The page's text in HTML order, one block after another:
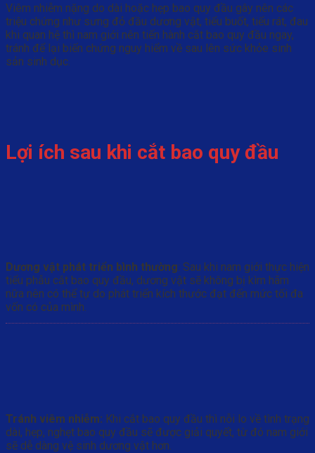
Viêm nhiễm nặng do dài hoặc hẹp bao quy đầu gây nên các
triệu chứng như sưng đỏ đầu dương vật, tiểu buốt, tiểu rát, đau
khi quan hệ thì nam giới nên tiến hành cắt bao quy đầu ngay,
tránh để lại biến chứng nguy hiểm về sau lên sức khỏe sinh
sản sinh dục.
Lợi ích sau khi cắt bao quy đầu
Dương vật phát triển bình thường: Sau khi nam giới thực hiện
tiểu phẫu cắt bao quy đầu, dương vật sẽ không bị kìm hãm
nữa nên có thể tự do phát triển kích thước đạt đến mức tối đa
vốn có của mình.
Tránh viêm nhiễm: Khi cắt bao quy đầu thì nỗi lo về tình trạng
dài, hẹp, nghẹt bao quy đầu sẽ được giải quyết, từ đó nam giới
sẽ dễ dàng vệ sinh dương vật hơn.